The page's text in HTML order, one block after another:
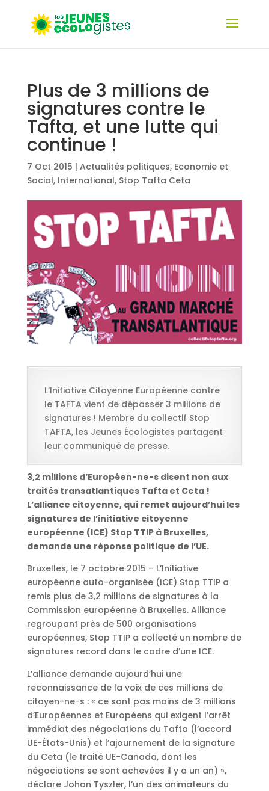
Plus de 3 millions de
signatures contre le
Tafta, et une lutte qui
continue !
7 Oct 2015 | Actualités politiques, Economie et
Social, International, Stop Tafta Ceta
L’Initiative Citoyenne Européenne contre
le TAFTA vient de dépasser 3 millions de
signatures ! Membre du collectif Stop
TAFTA, les Jeunes Écologistes partagent
leur communiqué de presse.
3,2 millions d’Européen-ne-s disent non aux
traités transatlantiques Tafta et Ceta !
L’alliance citoyenne, qui remet aujourd’hui les
signatures de l’initiative citoyenne
européenne (ICE) Stop TTIP à Bruxelles,
demande une réponse politique de l’UE.
Bruxelles, le 7 octobre 2015 – L’Initiative
européenne auto-organisée (ICE) Stop TTIP a
remis plus de 3,2 millions de signatures à la
Commission européenne à Bruxelles. Alliance
regroupant près de 500 organisations
européennes, Stop TTIP a collecté un nombre de
signatures record dans le cadre d’une ICE.
L’alliance demande aujourd’hui une
reconnaissance de la voix de ces millions de
citoyen-ne-s : « ce sont pas moins de 3 millions
d’Européennes et Européens qui exigent l’arrêt
immédiat des négociations du Tafta (l’accord
UE-États-Unis) et l’ajournement de la signature
du Ceta (le traité UE-Canada, dont les
négociations se sont achevées il y a un an) »,
déclare Johan Tyszler, l’un des animateurs du